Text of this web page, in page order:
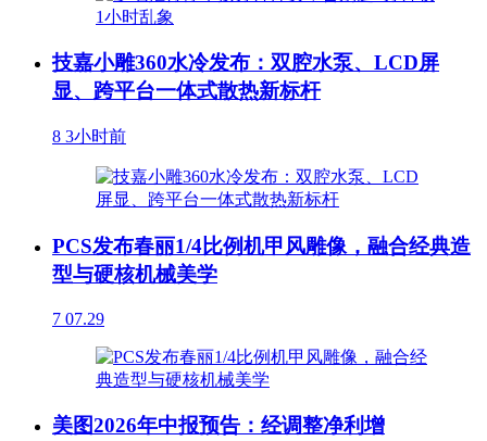
技嘉小雕360水冷发布：双腔水泵、LCD屏
显、跨平台一体式散热新标杆
8 3小时前
PCS发布春丽1/4比例机甲风雕像，融合经典造
型与硬核机械美学
7 07.29
美图2026年中报预告：经调整净利增